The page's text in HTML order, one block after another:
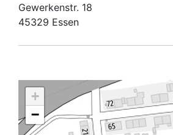
Gewerkenstr. 18
45329 Essen
+
−